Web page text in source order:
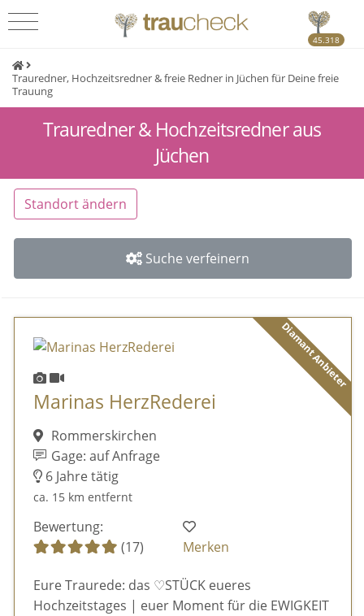
45.318
Trauredner, Hochzeitsredner & freie Redner in Jüchen für Deine freie
Trauung
Trauredner & Hochzeitsredner aus
Jüchen
Standort ändern
Suche verfeinern
Diamant Anbieter
Marinas HerzRederei
Rommerskirchen
Gage: auf Anfrage
6 Jahre tätig
ca. 15 km entfernt
Bewertung:
(17)
Merken
Eure Traurede: das ♡STÜCK eueres
Hochzeitstages | euer Moment für die EWIGKEIT